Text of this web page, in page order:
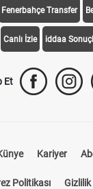
Fenerbahçe Transfer
Canlı İzle iddaa
Et
Kariyer
Politikası Gizlilik